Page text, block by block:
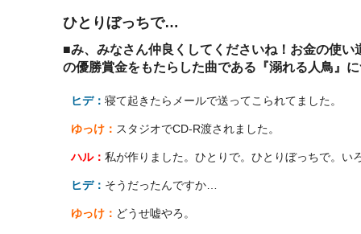
ひとりぼっちで…
■み、みなさん仲良くしてくださいね！お金の使
の優勝賞金をもたらした曲である『溺れる人鳥』
ヒデ： 寝て起きたらメールで送ってこられてました。
ゆっけ： スタジオでCD-R渡されました。
ハル： 私が作りました。ひとりで。ひとりぼっちで。い
ヒデ： そうだったんですか…
ゆっけ： どうせ嘘やろ。